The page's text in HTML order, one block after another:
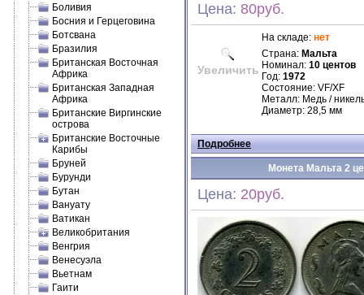
Боливия
Босния и Герцеговина
Ботсвана
Бразилия
Британская Восточная
Африка
Британская Западная
Африка
Британские Виргинские
острова
Британские Восточные
Карибы
Бруней
Бурунди
Бутан
Вануату
Ватикан
Великобритания
Венгрия
Венесуэла
Вьетнам
Гаити
Цена: 80руб.
Увеличить
На складе: нет
Страна: Мальта
Номинал: 10 центов
Год: 1972
Состояние: VF/XF
Металл: Медь /
Диаметр: 28,5 мм
Подробнее
Монета Мальта 2
Цена: 20руб.